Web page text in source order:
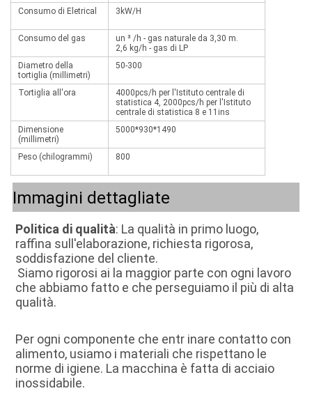
Consumo di Eletrical 3kW/H
Consumo del gas
un ³ /h - gas naturale da 3,30 m.
2,6 kg/h - gas di LP
Diametro della
tortiglia (millimetri)
50-300
Tortiglia all'ora
4000pcs/h per l'Istituto centrale di
statistica 4, 2000pcs/h per l'Istituto
centrale di statistica 8 e 11ins
Dimensione
(millimetri)
5000*930*1490
Peso (chilogrammi) 800
Immagini dettagliate
Politica di qualità: La qualità in primo luogo,
raffina sull'elaborazione, richiesta rigorosa,
soddisfazione del cliente.
Siamo rigorosi ai la maggior parte con ogni lavoro
che abbiamo fatto e che perseguiamo il più di alta
qualità.
Per ogni componente che entr inare contatto con
alimento, usiamo i materiali che rispettano le
norme di igiene. La macchina è fatta di acciaio
inossidabile.